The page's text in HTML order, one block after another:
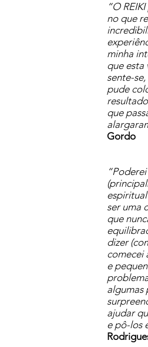
“O
no que
minha
que esta
sente-
pude
que
Gordo
ser uma
que
dizer
comecei
e
algumas
ajudar
e pô-los